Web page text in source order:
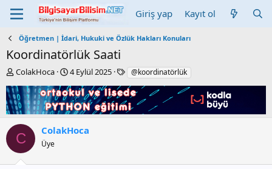
Giriş yap Kayıt ol
Öğretmen | İdari, Hukuki ve Özlük Hakları Konuları
Koordinatörlük Saati
K
n
b
u
y
u
a
ColakHoca
B
ş
l
a
n
g
4 Eylül 2025
E
i
k
e
@koordinatörlük
C ColakHoca
Üye